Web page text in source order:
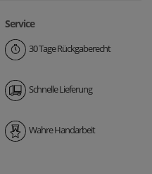
Service
30 Tage Rückgaberecht
Schnelle Lieferung
Wahre Handarbeit